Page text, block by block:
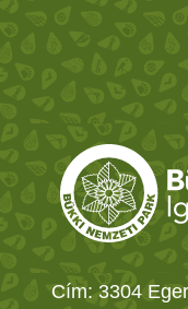
Cím: 3304